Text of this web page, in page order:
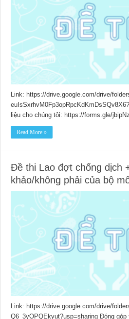
Link: https://drive.google.com/drive/
liệu cho chúng tôi: https://forms.gle/
Read More »
Đề thi Lao đợt chống dịch
khảo/không phải của bộ
Link: https://drive.google.com/drive/
Q6_3yOPQEkyut?usp=sharing Đóng